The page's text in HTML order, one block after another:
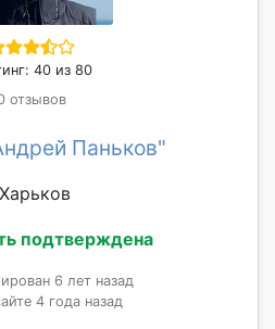
40 из 80
отзывов
Паньков"
Харьков
подтверждена
6 лет назад
4 года назад